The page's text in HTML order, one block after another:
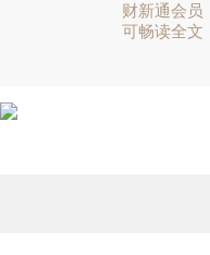
财新通会员
可畅读全文